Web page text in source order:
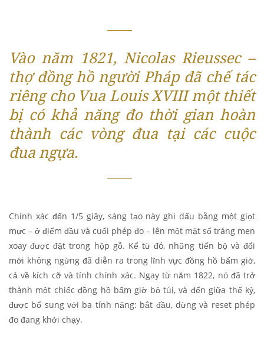
Vào năm 1821, Nicolas Rieussec –
thợ đồng hồ người Pháp đã chế tác
riêng cho Vua Louis XVIII một thiết
bị có khả năng đo thời gian hoàn
thành các vòng đua tại các cuộc
đua ngựa.
Chính xác đến 1/5 giây, sáng tạo này ghi dấu bằng một giọt
mực – ở điểm đầu và cuối phép đo – lên một mặt số tráng men
xoay được đặt trong hộp gỗ. Kể từ đó, những tiến bộ và đổi
mới không ngừng đã diễn ra trong lĩnh vực đồng hồ bấm giờ,
cả về kích cỡ và tính chính xác. Ngay từ năm 1822, nó đã trở
thành một chiếc đồng hồ bấm giờ bỏ túi, và đến giữa thế kỷ,
được bổ sung với ba tính năng: bắt đầu, dừng và reset phép
đo đang khởi chạy.